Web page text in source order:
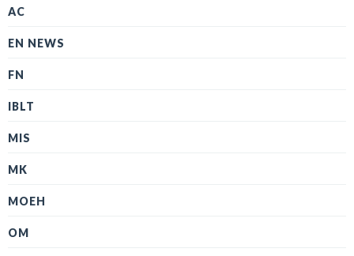
AC
EN NEWS
FN
IBLT
MIS
MK
MOEH
OM